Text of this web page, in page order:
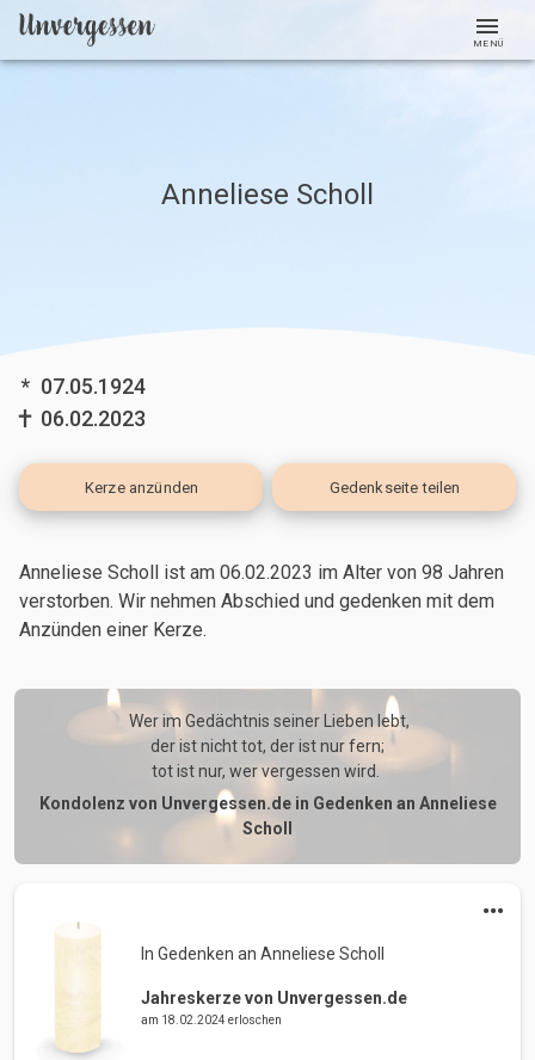
MENÜ
Anneliese Scholl
* 07.05.1924
06.02.2023
Kerze anzünden Gedenkseite teilen
Anneliese Scholl ist am 06.02.2023 im Alter von 98 Jahren
verstorben. Wir nehmen Abschied und gedenken mit dem
Anzünden einer Kerze.
Wer im Gedächtnis seiner Lieben lebt,
der ist nicht tot, der ist nur fern;
tot ist nur, wer vergessen wird.
Kondolenz von Unvergessen.de in Gedenken an Anneliese
Scholl
In Gedenken an Anneliese Scholl
Jahreskerze von Unvergessen.de
am 18.02.2024 erloschen